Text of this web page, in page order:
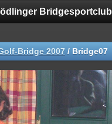
Bridgesportclub
Bridge 2007 / Bridge07